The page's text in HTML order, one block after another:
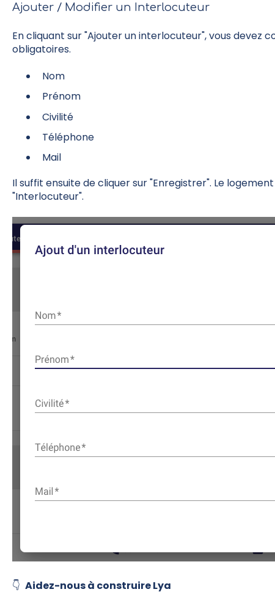
Ajouter / Modifier un Interlocuteur
En cliquant sur "Ajouter un interlocuteur", vous devez
obligatoires.
Nom
Prénom
Civilité
Téléphone
Mail
Il suffit ensuite de cliquer sur "Enregistrer". Le
"Interlocuteur".
👇 Aidez-nous à construire Lya